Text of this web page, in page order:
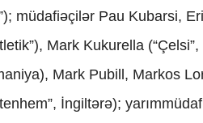
müdafiəçilər Pau Kubarsi,
Mark Kukurella
Mark Pubill, Markos
İngiltərə);